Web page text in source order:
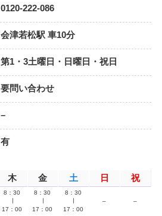
0120-222-086
会津若松駅 車10分
第1・3土曜日・日曜日・祝日
要問い合わせ
–
有
木 金 土 日 祝
8：30
17：00
8：30
17：00
8：30
17：00
– –